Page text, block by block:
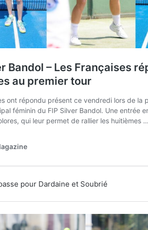
pour Dardaine et Soubrié